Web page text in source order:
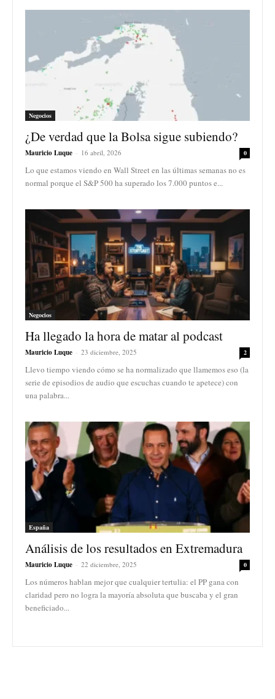
Negocios
¿De verdad que la Bolsa sigue subiendo?
Mauricio Luque - 16 abril, 2026 0
Lo que estamos viendo en Wall Street en las últimas semanas no es
normal porque el S&P 500 ha superado los 7.000 puntos e...
Negocios
Ha llegado la hora de matar al podcast
Mauricio Luque - 23 diciembre, 2025 2
Llevo tiempo viendo cómo se ha normalizado que llamemos eso (la
serie de episodios de audio que escuchas cuando te apetece) con
una palabra...
España
Análisis de los resultados en Extremadura
Mauricio Luque - 22 diciembre, 2025 0
Los números hablan mejor que cualquier tertulia: el PP gana con
claridad pero no logra la mayoría absoluta que buscaba y el gran
beneficiado...